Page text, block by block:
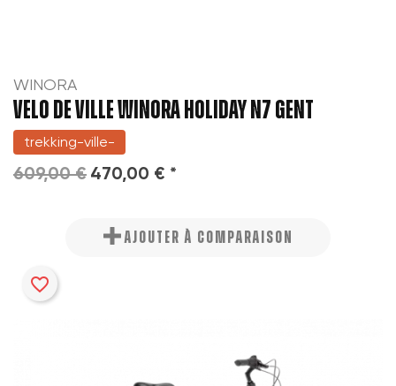
WINORA
VELO DE VILLE WINORA HOLIDAY N7 GENT
trekking-ville-
609,00 € 470,00 € *
AJOUTER À COMPARAISON
favorite_border